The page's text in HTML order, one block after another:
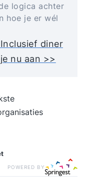
logica achter
hoe je er wél
diner
nu aan >>
POWERED BY